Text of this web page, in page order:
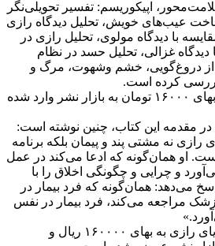
اپیکوریسم: تفسیر تحویلی‌نگر
عیب‌های خویش،‌ تحلیل دیدگاه رازی
با دیدگاه مولوی، تحلیل رازی در
غزالی، تحلیل حسد در نظام
از دروغ‌گویی، خشم وشهوت،‌ مرگ و
کرده است.
کتاب در ۱۰۰۰ نسخه و به بهای ۱۶۰۰۰ تومان به بازار نشر وارد شده
در مقدمه این کتاب، چنین نوشته است:
رازی نه مشتی پند و پیمان بلکه برنامه
او همان‌گونه که ادعا می‌کند در عمل
و چرایی و چگونگی اخلاق را با
می‌دهد: همان‌گونه که فرد بیمار در
مراجعه می‌کند، فرد بیمار در نفس
نظریه اخلاقی در نگاه زکریای رازی به بهای ۱۶۰۰۰۰ ریال و